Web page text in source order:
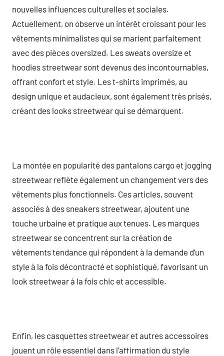
nouvelles influences culturelles et sociales.
Actuellement, on observe un intérêt croissant pour les
vêtements minimalistes qui se marient parfaitement
avec des pièces oversized. Les sweats oversize et
hoodies streetwear sont devenus des incontournables,
offrant confort et style. Les t-shirts imprimés, au
design unique et audacieux, sont également très prisés,
créant des looks streetwear qui se démarquent.
La montée en popularité des pantalons cargo et jogging
streetwear reflète également un changement vers des
vêtements plus fonctionnels. Ces articles, souvent
associés à des sneakers streetwear, ajoutent une
touche urbaine et pratique aux tenues. Les marques
streetwear se concentrent sur la création de
vêtements tendance qui répondent à la demande d’un
style à la fois décontracté et sophistiqué, favorisant un
look streetwear à la fois chic et accessible.
Enfin, les casquettes streetwear et autres accessoires
jouent un rôle essentiel dans l’affirmation du style